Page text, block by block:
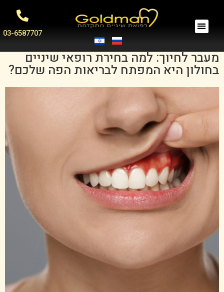
03-6587707
מעבר לחיוך: למה בחירת רופאי שיניים
בחולון היא המפתח לבריאות הפה שלכם?